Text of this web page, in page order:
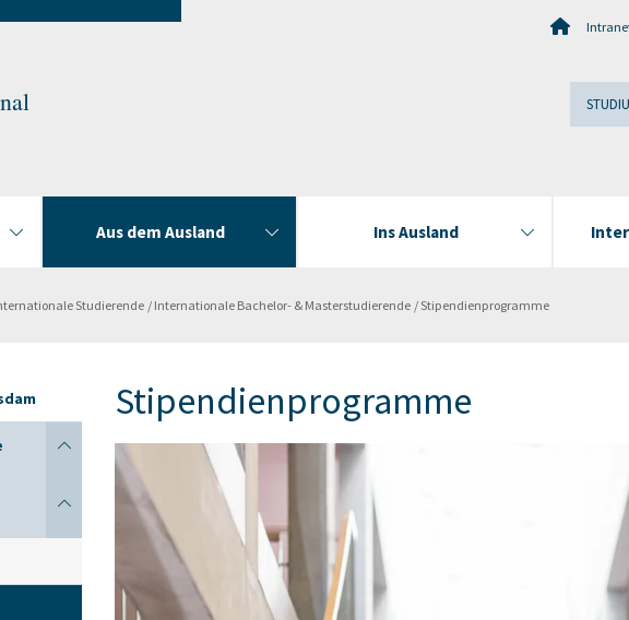
Aus dem Ausland Ins Ausland
Studierende Internationale Bachelor- & Masterstudierende Stipendienprogramme
Stipendienprogramme